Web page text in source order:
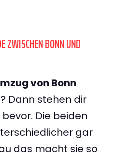
ZWISCHEN BONN UND
von Bonn
? Dann stehen dir
Die beiden
gar
das macht sie so